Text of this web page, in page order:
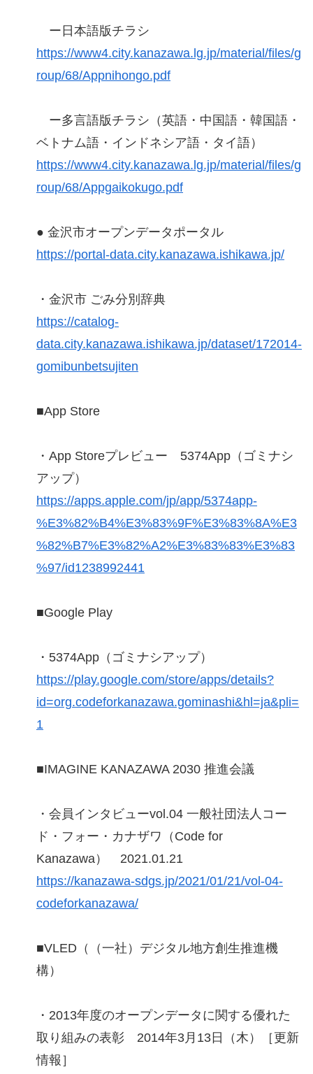
ー日本語版チラシ
https://www4.city.kanazawa.lg.jp/material/files/g
roup/68/Appnihongo.pdf
ー多言語版チラシ（英語・中国語・韓国語・
ベトナム語・インドネシア語・タイ語）
https://www4.city.kanazawa.lg.jp/material/files/g
roup/68/Appgaikokugo.pdf
● 金沢市オープンデータポータル
https://portal-data.city.kanazawa.ishikawa.jp/
・金沢市 ごみ分別辞典
https://catalog-
data.city.kanazawa.ishikawa.jp/dataset/172014-
gomibunbetsujiten
■App Store
・App Storeプレビュー 5374App（ゴミナシ
アップ）
https://apps.apple.com/jp/app/5374app-
%E3%82%B4%E3%83%9F%E3%83%8A%E3
%82%B7%E3%82%A2%E3%83%83%E3%83
%97/id1238992441
■Google Play
・5374App（ゴミナシアップ）
https://play.google.com/store/apps/details?
id=org.codeforkanazawa.gominashi&hl=ja&pli=
1
■IMAGINE KANAZAWA 2030 推進会議
・会員インタビューvol.04 一般社団法人コー
ド・フォー・カナザワ（Code for
Kanazawa） 2021.01.21
https://kanazawa-sdgs.jp/2021/01/21/vol-04-
codeforkanazawa/
■VLED（（一社）デジタル地方創生推進機
構）
・2013年度のオープンデータに関する優れた
取り組みの表彰 2014年3月13日（木）［更新
情報］